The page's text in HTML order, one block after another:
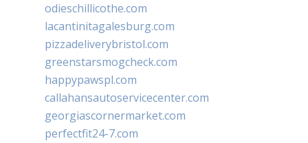
odieschillicothe.com
lacantinitagalesburg.com
pizzadeliverybristol.com
greenstarsmogcheck.com
happypawspl.com
callahansautoservicecenter.com
georgiascornermarket.com
perfectfit24-7.com